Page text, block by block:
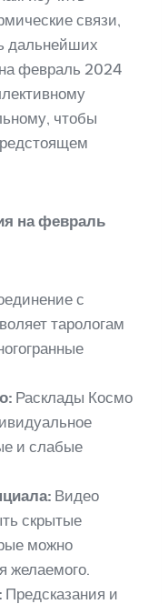
связи,
дальнейших
февраль 2024
чтобы
на февраль
с
тарологам
Расклады Космо
и слабые
Видео
скрытые
можно
желаемого.
Предсказания и